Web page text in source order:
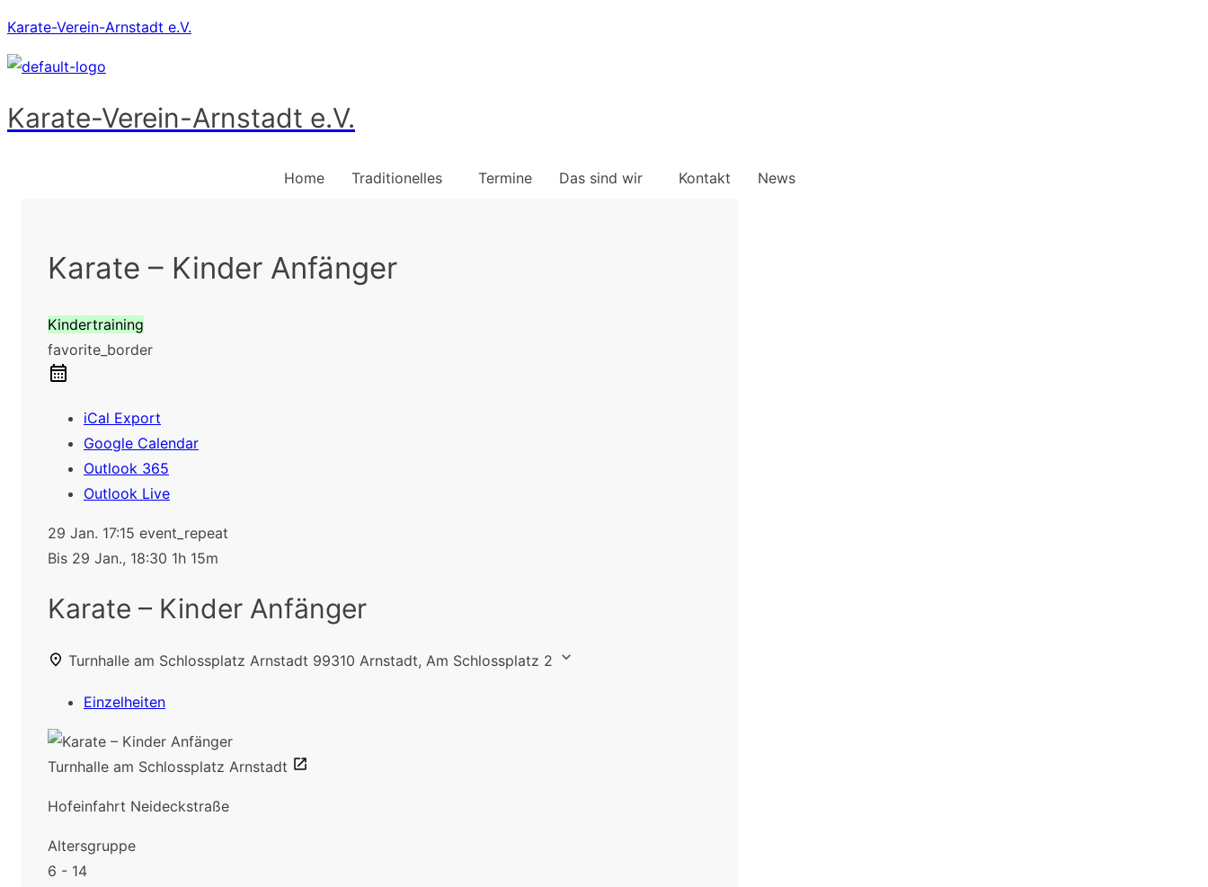
Karate-Verein-Arnstadt e.V.
Karate-Verein-Arnstadt e.V.
Home Traditionelles Termine Das sind wir Kontakt News
Karate – Kinder Anfänger
Kindertraining
favorite_border
iCal Export
Google Calendar
Outlook 365
Outlook Live
29 Jan. 17:15 event_repeat
Bis 29 Jan., 18:30 1h 15m
Karate – Kinder Anfänger
Turnhalle am Schlossplatz Arnstadt 99310 Arnstadt, Am Schlossplatz 2
Einzelheiten
Turnhalle am Schlossplatz Arnstadt
Hofeinfahrt Neideckstraße
Altersgruppe
6 - 14